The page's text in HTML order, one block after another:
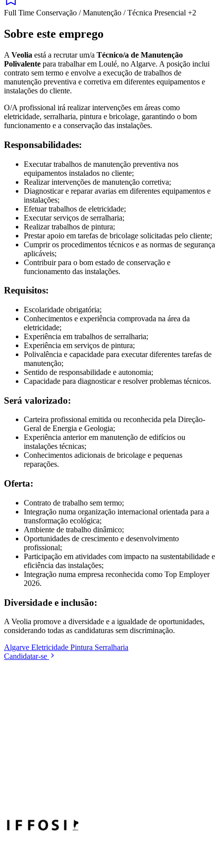
Full Time Conservação / Manutenção / Técnica Presencial +2
Sobre este emprego
A Veolia está a recrutar um/a Técnico/a de Manutenção
Polivalente para trabalhar em Loulé, no Algarve. A posição inclui
contrato sem termo e envolve a execução de trabalhos de
manutenção preventiva e corretiva em diferentes equipamentos e
instalações do cliente.
O/A profissional irá realizar intervenções em áreas como
eletricidade, serralharia, pintura e bricolage, garantindo o bom
funcionamento e a conservação das instalações.
Responsabilidades:
Executar trabalhos de manutenção preventiva nos
equipamentos instalados no cliente;
Realizar intervenções de manutenção corretiva;
Diagnosticar e reparar avarias em diferentes equipamentos e
instalações;
Efetuar trabalhos de eletricidade;
Executar serviços de serralharia;
Realizar trabalhos de pintura;
Prestar apoio em tarefas de bricolage solicitadas pelo cliente;
Cumprir os procedimentos técnicos e as normas de segurança
aplicáveis;
Contribuir para o bom estado de conservação e
funcionamento das instalações.
Requisitos:
Escolaridade obrigatória;
Conhecimentos e experiência comprovada na área da
eletricidade;
Experiência em trabalhos de serralharia;
Experiência em serviços de pintura;
Polivalência e capacidade para executar diferentes tarefas de
manutenção;
Sentido de responsabilidade e autonomia;
Capacidade para diagnosticar e resolver problemas técnicos.
Será valorizado:
Carteira profissional emitida ou reconhecida pela Direção-
Geral de Energia e Geologia;
Experiência anterior em manutenção de edifícios ou
instalações técnicas;
Conhecimentos adicionais de bricolage e pequenas
reparações.
Oferta:
Contrato de trabalho sem termo;
Integração numa organização internacional orientada para a
transformação ecológica;
Ambiente de trabalho dinâmico;
Oportunidades de crescimento e desenvolvimento
profissional;
Participação em atividades com impacto na sustentabilidade e
eficiência das instalações;
Integração numa empresa reconhecida como Top Employer
2026.
Diversidade e inclusão:
A Veolia promove a diversidade e a igualdade de oportunidades,
considerando todas as candidaturas sem discriminação.
Algarve Eletricidade Pintura Serralharia
Candidatar-se